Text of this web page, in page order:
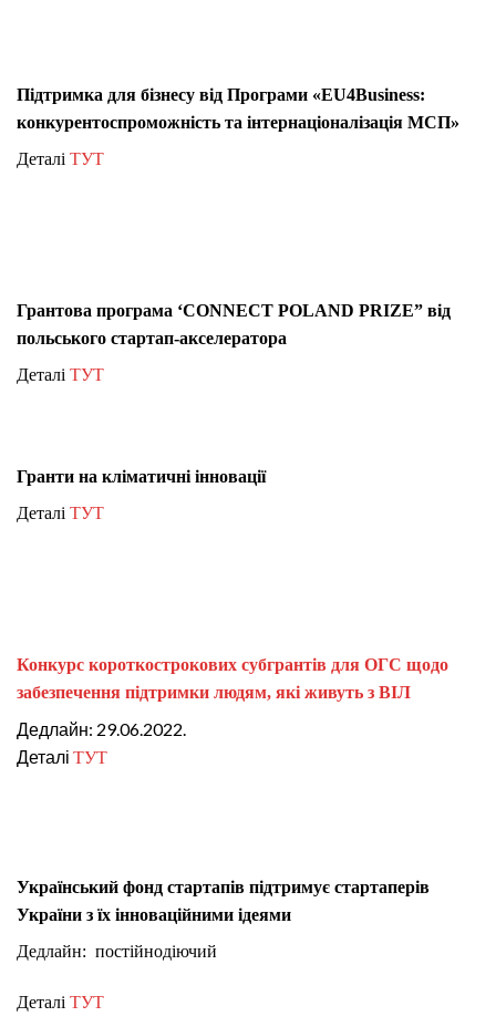
Підтримка для бізнесу від Програми «EU4Business:
конкурентоспроможність та інтернаціоналізація МСП»
Деталі ТУТ
Грантова програма ‘CONNECT POLAND PRIZE” від
польського стартап-акселератора
Деталі ТУТ
Гранти на кліматичні інновації
Деталі ТУТ
Конкурс короткострокових субгрантів для ОГС щодо
забезпечення підтримки людям, які живуть з ВІЛ
Дедлайн: 29.06.2022.
Деталі ТУТ
Український фонд стартапів підтримує стартаперів
України з їх інноваційними ідеями
Дедлайн: постійнодіючий
Деталі ТУТ